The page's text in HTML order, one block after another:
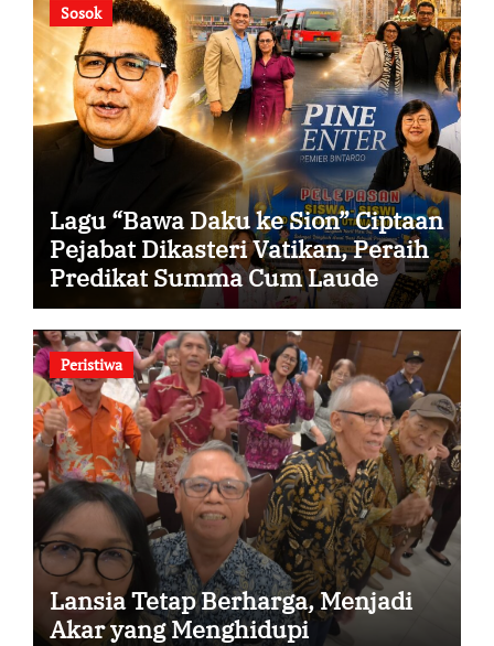
Sosok
Lagu “Bawa Daku ke Sion” Ciptaan
Pejabat Dikasteri Vatikan, Peraih
Predikat Summa Cum Laude
Peristiwa
Lansia Tetap Berharga, Menjadi
Akar yang Menghidupi